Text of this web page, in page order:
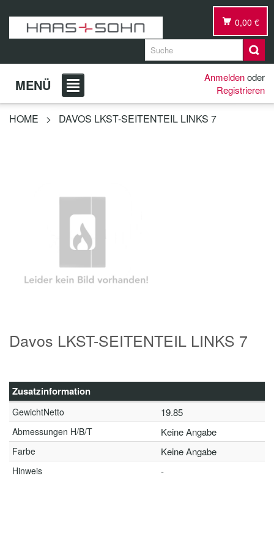
0,00 €
MENÜ Anmeldenoder
Registrieren
HOME > DAVOS LKST-SEITENTEIL LINKS 7
Davos LKST-SEITENTEIL LINKS 7
Zusatzinformation
GewichtNetto 19.85
Abmessungen H/B/T Keine Angabe
Farbe Keine Angabe
Hinweis -